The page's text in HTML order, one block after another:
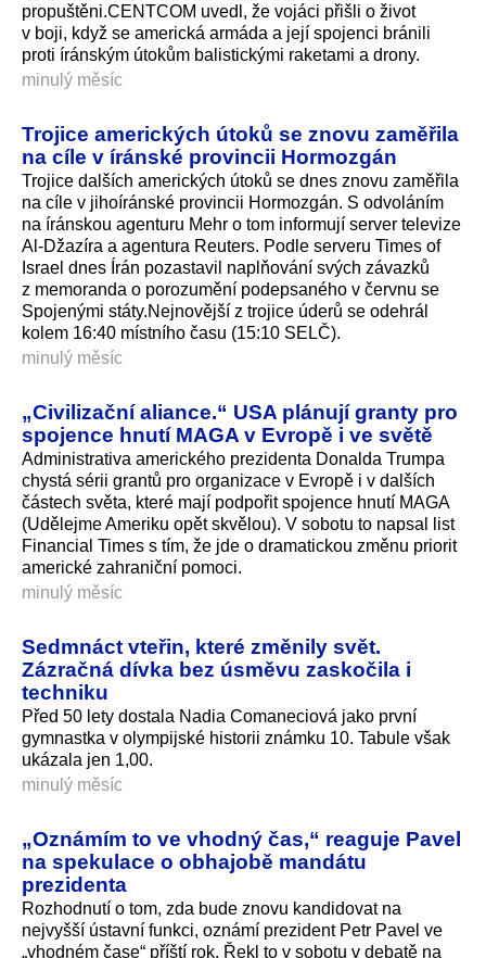
propuštěni.CENTCOM uvedl, že vojáci přišli o život
v boji, když se americká armáda a její spojenci bránili
proti íránským útokům balistickými raketami a drony.
minulý měsíc
Trojice amerických útoků se znovu zaměřila
na cíle v íránské provincii Hormozgán
Trojice dalších amerických útoků se dnes znovu zaměřila
na cíle v jihoíránské provincii Hormozgán. S odvoláním
na íránskou agenturu Mehr o tom informují server televize
Al-Džazíra a agentura Reuters. Podle serveru Times of
Israel dnes Írán pozastavil naplňování svých závazků
z memoranda o porozumění podepsaného v červnu se
Spojenými státy.Nejnovější z trojice úderů se odehrál
kolem 16:40 místního času (15:10 SELČ).
minulý měsíc
„Civilizační aliance.“ USA plánují granty pro
spojence hnutí MAGA v Evropě i ve světě
Administrativa amerického prezidenta Donalda Trumpa
chystá sérii grantů pro organizace v Evropě i v dalších
částech světa, které mají podpořit spojence hnutí MAGA
(Udělejme Ameriku opět skvělou). V sobotu to napsal list
Financial Times s tím, že jde o dramatickou změnu priorit
americké zahraniční pomoci.
minulý měsíc
Sedmnáct vteřin, které změnily svět.
Zázračná dívka bez úsměvu zaskočila i
techniku
Před 50 lety dostala Nadia Comaneciová jako první
gymnastka v olympijské historii známku 10. Tabule však
ukázala jen 1,00.
minulý měsíc
„Oznámím to ve vhodný čas,“ reaguje Pavel
na spekulace o obhajobě mandátu
prezidenta
Rozhodnutí o tom, zda bude znovu kandidovat na
nejvyšší ústavní funkci, oznámí prezident Petr Pavel ve
„vhodném čase“ příští rok. Řekl to v sobotu v debatě na